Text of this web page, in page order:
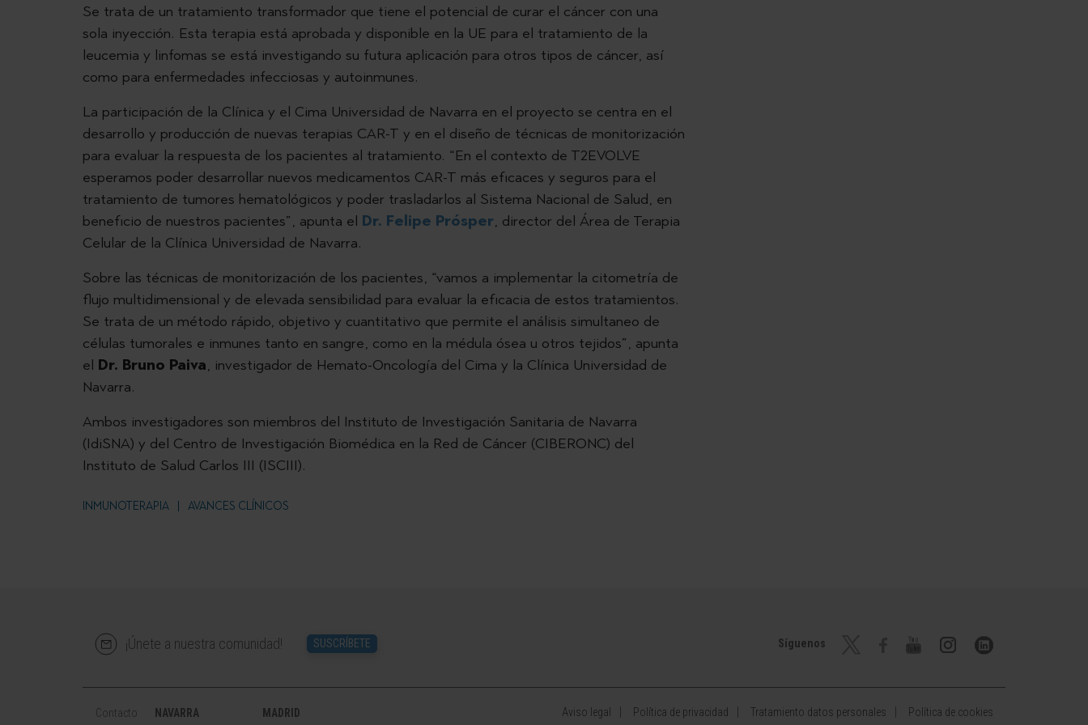
Se trata de un tratamiento transformador que tiene el potencial de curar el cáncer con una
sola inyección. Esta terapia está aprobada y disponible en la UE para el tratamiento de la
leucemia y linfomas se está investigando su futura aplicación para otros tipos de cáncer, así
como para enfermedades infecciosas y autoinmunes.
La participación de la Clínica y el Cima Universidad de Navarra en el proyecto se centra en el
desarrollo y producción de nuevas terapias CAR-T y en el diseño de técnicas de monitorización
para evaluar la respuesta de los pacientes al tratamiento. “En el contexto de T2EVOLVE
esperamos poder desarrollar nuevos medicamentos CAR-T más eficaces y seguros para el
tratamiento de tumores hematológicos y poder trasladarlos al Sistema Nacional de Salud, en
beneficio de nuestros pacientes”, apunta el Dr. Felipe Prósper, director del Área de Terapia
Celular de la Clínica Universidad de Navarra.
Sobre las técnicas de monitorización de los pacientes, “vamos a implementar la citometría de
flujo multidimensional y de elevada sensibilidad para evaluar la eficacia de estos tratamientos.
Se trata de un método rápido, objetivo y cuantitativo que permite el análisis simultaneo de
células tumorales e inmunes tanto en sangre, como en la médula ósea u otros tejidos”, apunta
el Dr. Bruno Paiva, investigador de Hemato-Oncología del Cima y la Clínica Universidad de
Navarra.
Ambos investigadores son miembros del Instituto de Investigación Sanitaria de Navarra
(IdiSNA) y del Centro de Investigación Biomédica en la Red de Cáncer (CIBERONC) del
Instituto de Salud Carlos III (ISCIII).
INMUNOTERAPIA AVANCES CLÍNICOS
¡Únete a nuestra comunidad! SUSCRÍBETE Síguenos
Contacto NAVARRA MADRID Aviso legal Política de privacidad Tratamiento datos personales Política de cookies